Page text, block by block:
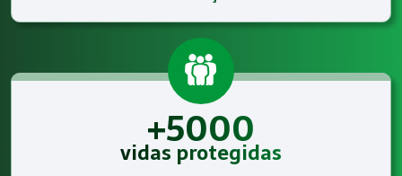
+5000
vidas protegidas